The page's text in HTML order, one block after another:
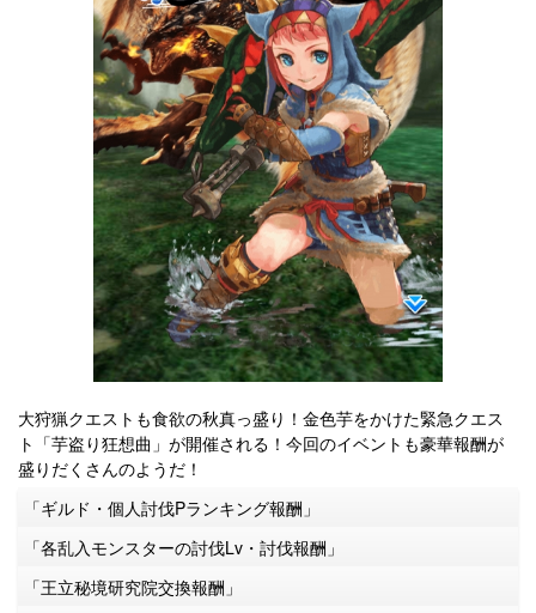
大狩猟クエストも食欲の秋真っ盛り！金色芋をかけた緊急クエス
ト「芋盗り狂想曲」が開催される！今回のイベントも豪華報酬が
盛りだくさんのようだ！
「ギルド・個人討伐Pランキング報酬」
「各乱入モンスターの討伐Lv・討伐報酬」
「王立秘境研究院交換報酬」